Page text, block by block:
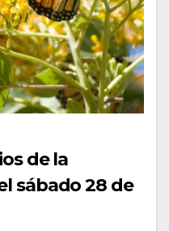
de la
sábado 28 de